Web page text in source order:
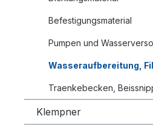
Befestigungsmaterial
Pumpen und
Wasseraufbereitung,
Traenkebecken,
Klempner